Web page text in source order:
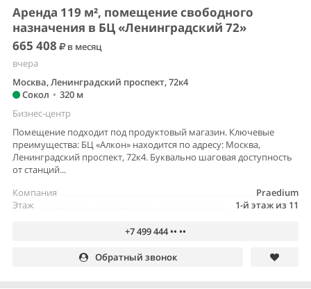
Аренда 119 м², помещение свободного
назначения в БЦ «Ленинградский 72»
665 408
в месяц
вчера
Москва, Ленинградский проспект, 72к4
Сокол • 320 м
Бизнес-центр
Помещение подходит под продуктовый магазин. Ключевые
преимущества: БЦ «Алкон» находится по адресу: Москва,
Ленинградский проспект, 72к4. Буквально шаговая доступность
от станций...
Praedium
Компания
1-й этаж из 11
Этаж
+7 499 444 •• ••
Обратный звонок